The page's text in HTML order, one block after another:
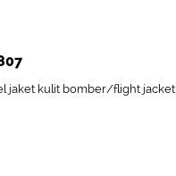
jaket kulit bomber/flight jacket